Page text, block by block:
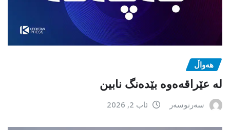
هەواڵ
لە عێراقەەوە بێدەنگ نابین
سەرنوسەر ئاب 2, 2026